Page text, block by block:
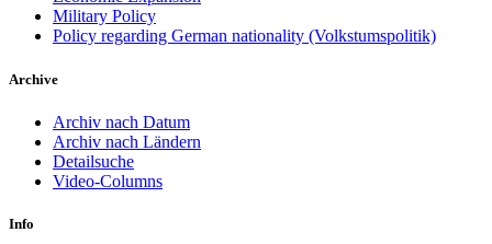
Military Policy
Policy regarding German nationality (Volkstumspolitik)
Archive
Archiv nach Datum
Archiv nach Ländern
Detailsuche
Video-Columns
Info